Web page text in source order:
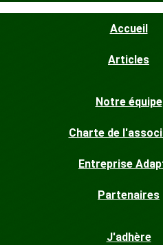
Accueil
Articles
Notre équipe
Charte de
Entreprise
Partenaires
J'adhère